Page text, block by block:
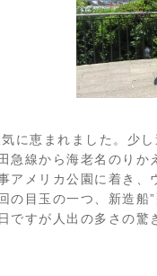
気に恵まれました。少
急線から海老名のりか
アメリカ公園に着き、
の目玉の一つ、新造船
ですが人出の多さの驚